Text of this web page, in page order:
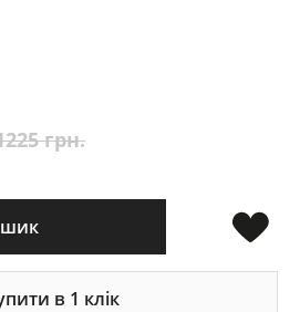
грн.
в 1 клік